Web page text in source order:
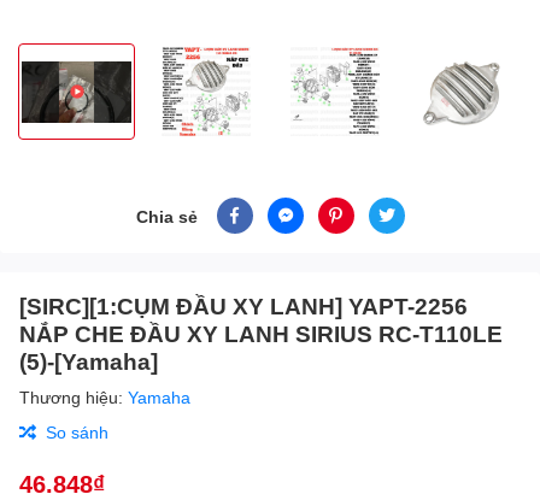
Chia sẻ
[SIRC][1:CỤM ĐẦU XY LANH] YAPT-2256
NẮP CHE ĐẦU XY LANH SIRIUS RC-T110LE
(5)-[Yamaha]
Thương hiệu: Yamaha
So sánh
46.848₫